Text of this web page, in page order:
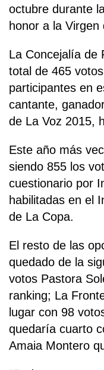
octubre durante
honor a la Virgen
La Concejalía de
total de 465
participantes en
cantante,
de La Voz 2015,
Este año más
siendo 855 los
cuestionario por
habilitadas en el
de La Copa.
El resto de las
quedado de la
votos Pastora
ranking; La
lugar con 98
quedaría cuarto
Amaia Montero